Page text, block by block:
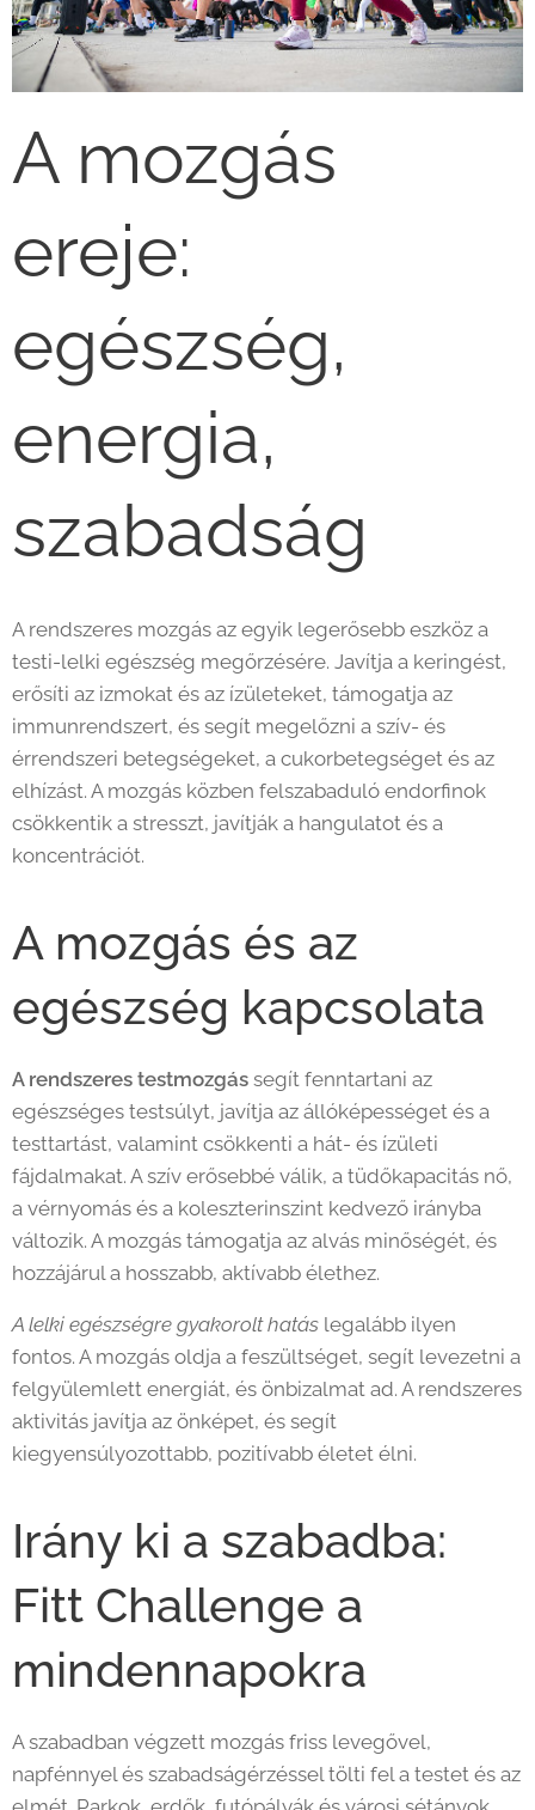
A mozgás
ereje:
egészség,
energia,
szabadság
A rendszeres mozgás az egyik legerősebb eszköz a
testi-lelki egészség megőrzésére. Javítja a keringést,
erősíti az izmokat és az ízületeket, támogatja az
immunrendszert, és segít megelőzni a szív- és
érrendszeri betegségeket, a cukorbetegséget és az
elhízást. A mozgás közben felszabaduló endorfinok
csökkentik a stresszt, javítják a hangulatot és a
koncentrációt.
A mozgás és az
egészség kapcsolata
A rendszeres testmozgás segít fenntartani az
egészséges testsúlyt, javítja az állóképességet és a
testtartást, valamint csökkenti a hát- és ízületi
fájdalmakat. A szív erősebbé válik, a tüdőkapacitás nő,
a vérnyomás és a koleszterinszint kedvező irányba
változik. A mozgás támogatja az alvás minőségét, és
hozzájárul a hosszabb, aktívabb élethez.
A lelki egészségre gyakorolt hatás legalább ilyen
fontos. A mozgás oldja a feszültséget, segít levezetni a
felgyülemlett energiát, és önbizalmat ad. A rendszeres
aktivitás javítja az önképet, és segít
kiegyensúlyozottabb, pozitívabb életet élni.
Irány ki a szabadba:
Fitt Challenge a
mindennapokra
A szabadban végzett mozgás friss levegővel,
napfénnyel és szabadságérzéssel tölti fel a testet és az